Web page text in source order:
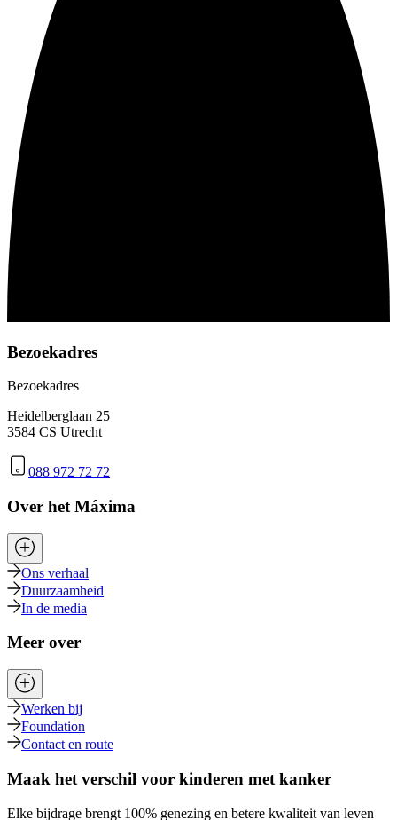
Bezoekadres
Bezoekadres
Heidelberglaan 25
3584 CS Utrecht
088 972 72 72
Over het Máxima
Ons verhaal
Duurzaamheid
In de media
Meer over
Werken bij
Foundation
Contact en route
Maak het verschil voor kinderen met kanker
Elke bijdrage brengt 100% genezing en betere kwaliteit van leven